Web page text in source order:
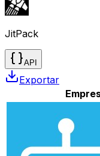
JitPack
API
Exportar